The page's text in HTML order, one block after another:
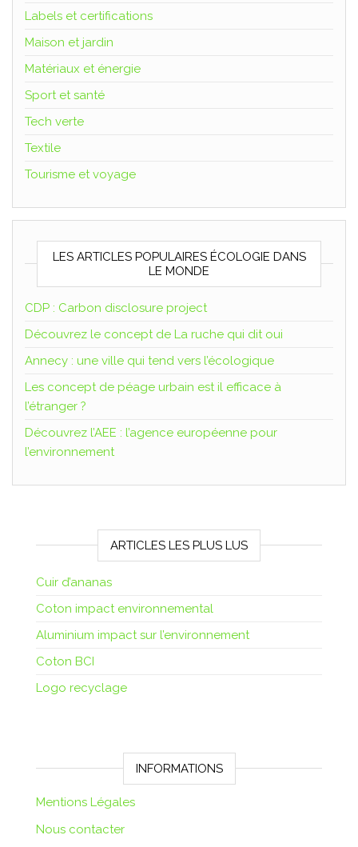
Labels et certifications
Maison et jardin
Matériaux et énergie
Sport et santé
Tech verte
Textile
Tourisme et voyage
LES ARTICLES POPULAIRES ÉCOLOGIE DANS
LE MONDE
CDP : Carbon disclosure project
Découvrez le concept de La ruche qui dit oui
Annecy : une ville qui tend vers l’écologique
Les concept de péage urbain est il efficace à
l’étranger ?
Découvrez l’AEE : l’agence européenne pour
l’environnement
ARTICLES LES PLUS LUS
Cuir d’ananas
Coton impact environnemental
Aluminium impact sur l’environnement
Coton BCI
Logo recyclage
INFORMATIONS
Mentions Légales
Nous contacter